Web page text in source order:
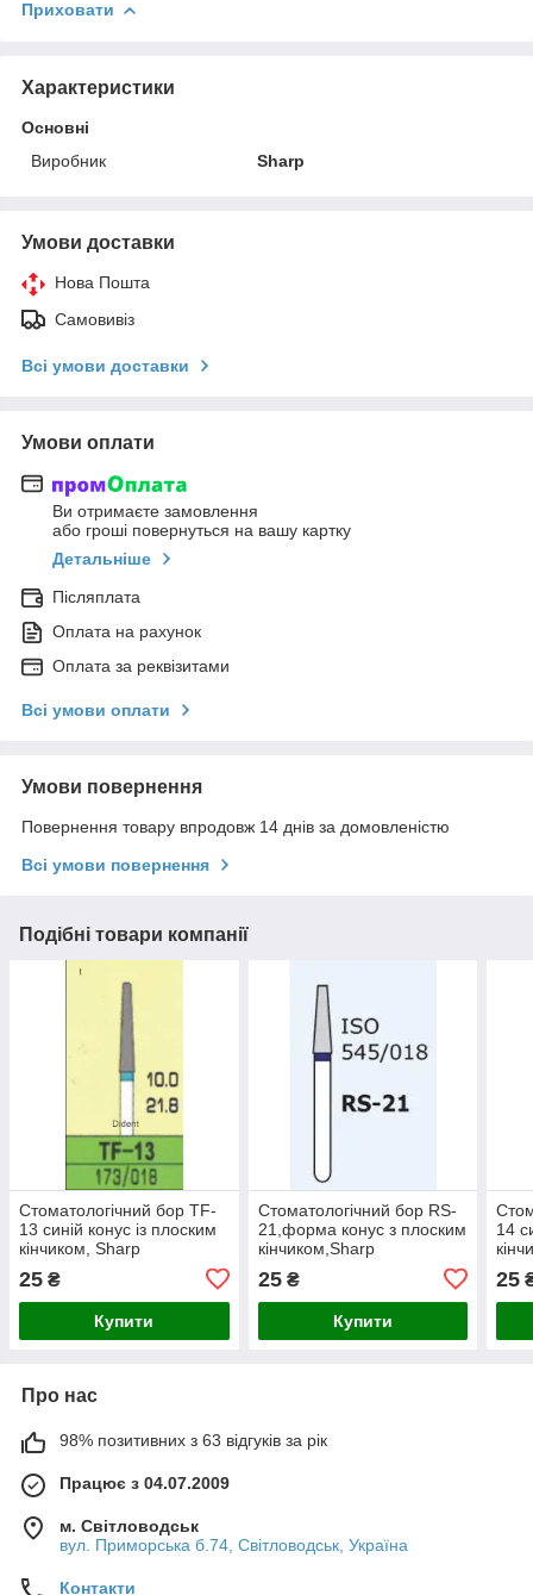
Приховати
Характеристики
Основні
Виробник
Sharp
Умови доставки
Нова Пошта
Самовивіз
Всі умови доставки
Умови оплати
Ви отримаєте замовлення
або гроші повернуться на вашу картку
Детальніше
Післяплата
Оплата на рахунок
Оплата за реквізитами
Всі умови оплати
Умови повернення
Повернення товару впродовж 14 днів за домовленістю
Всі умови повернення
Подібні товари компанії
Стоматологічний бор TF-
13 синій конус із плоским
кінчиком, Sharp
25 ₴
Купити
Стоматологічний бор RS-
21,форма конус з плоским
кінчиком,Sharp
25₴
Купити
14
25
Про нас
98% позитивних з 63 відгуків за рік
Працює з 04.07.2009
м. Світловодськ
вул. Приморська б.74, Світловодськ, Україна
Контакти